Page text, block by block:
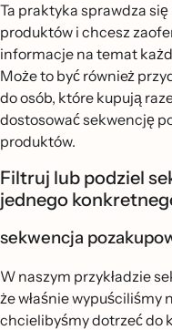
Ta praktyka sprawdza
produktów i chcesz
informacje na temat
Może to być również
do osób, które kupują
dostosować sekwencję
produktów.
Filtruj lub podziel
jednego
sekwencja
W naszym przykładzie
że właśnie wypuściliśmy
chcielibyśmy dotrzeć do